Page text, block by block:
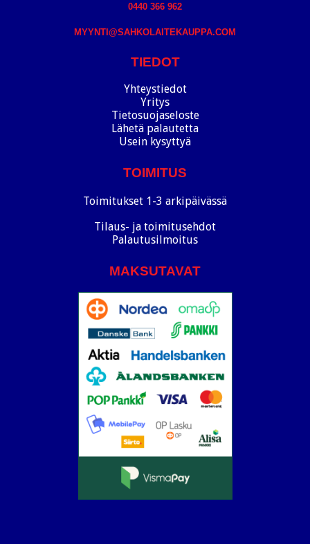
0440 366 962
MYYNTI@SAHKOLAITEKAUPPA.COM
TIEDOT
Yhteystiedot
Yritys
Tietosuojaseloste
Lähetä palautetta
Usein kysyttyä
TOIMITUS
Toimitukset 1-3 arkipäivässä
Tilaus- ja toimitusehdot
Palautusilmoitus
MAKSUTAVAT